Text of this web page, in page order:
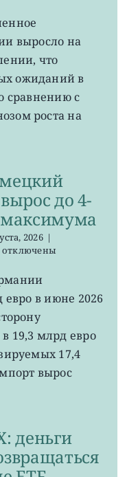
рост
выросло на
что
ожиданий в
сравнению с
роста на
до 4-
максимума
2026 |
отключены
евро в июне 2026
19,3 млрд евро
17,4
вырос
деньги